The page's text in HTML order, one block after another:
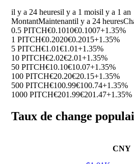
il y a 24 heuresil y a 1 moisil y a 1 an
MontantMaintenantil y a 24 heures
0.5 PITCH€0.1010€0.1007+1.35%
1 PITCH€0.2020€0.2015+1.35%
5 PITCH€1.01€1.01+1.35%
10 PITCH€2.02€2.01+1.35%
50 PITCH€10.10€10.07+1.35%
100 PITCH€20.20€20.15+1.35%
500 PITCH€100.99€100.74+1.35%
1000 PITCH€201.99€201.47+1.35%
Taux de change
CNY